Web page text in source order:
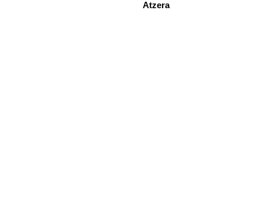
Atzera